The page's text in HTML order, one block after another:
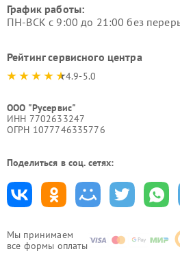
Мы принимаем
все формы оплаты
График работы:
ПН-ВСК с 9:00 до 21:00 без
Рейтинг сервисного центра
4.9-5.0
ООО "Русервис"
ИНН 7702633247
ОГРН 1077746335776
Поделиться в соц. сетях: